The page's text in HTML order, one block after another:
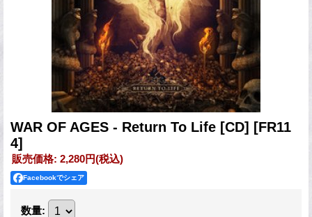
WAR OF AGES - Return To Life [CD] [FR11
4]
販売価格: 2,280円(税込)
Facebookでシェア
数量: